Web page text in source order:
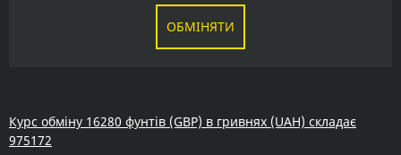
ОБМІНЯТИ
Курс обміну 16280 фунтів (GBP) в гривнях (UAH) складає
975172